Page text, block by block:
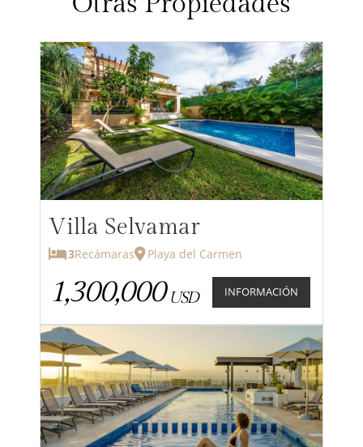
Villa Selvamar
3Recámaras Playa del Carmen
1,300,000 USD INFORMACIÓN